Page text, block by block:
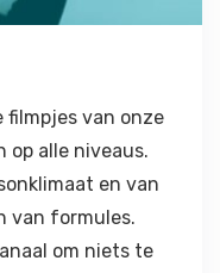
filmpjes van onze
op alle niveaus.
en van
van formules.
om niets te